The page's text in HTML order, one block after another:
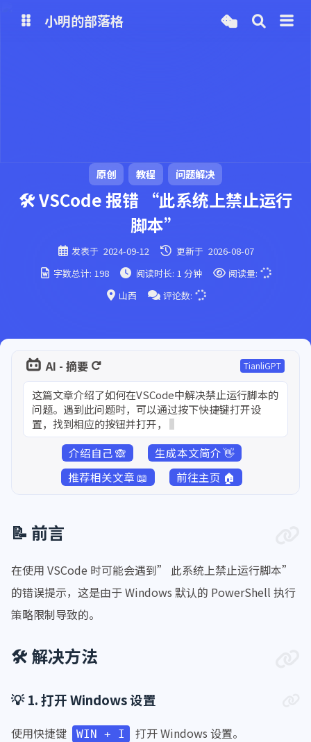
小明的部落格
原创 教程 问题解决
🛠️ VSCode 报错 “此系统上禁止运行
脚本”
发表于 2024-09-12 更新于 2026-08-07
字数总计: 198 阅读时长: 1 分钟
阅读量:
山西
评论数:
AI - 摘要 TianliGPT
这篇文章介绍了如何在VSCode中解决禁止运行脚本的
问题。遇到此问题时，可以通过按下快捷键打开设
置，找到相应的按钮并打开，从而解决禁止运行脚本
介绍自己 🙈
生成本文简介 👋
推荐相关文章 📖
前往主页 🏠
📝 前言
在使用 VSCode 时可能会遇到” 此系统上禁止运行脚本”
的错误提示，这是由于 Windows 默认的 PowerShell 执行
策略限制导致的。
🛠️ 解决方法
💡 1. 打开 Windows 设置
使用快捷键 WIN + I 打开 Windows 设置。